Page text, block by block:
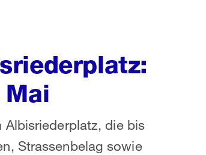
Albisriederplatz, die bis
Strassenbelag sowie